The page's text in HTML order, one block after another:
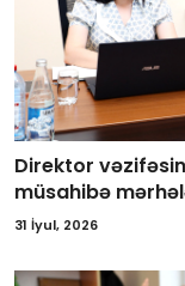
Direktor
müsahibə
31 İyul, 2026